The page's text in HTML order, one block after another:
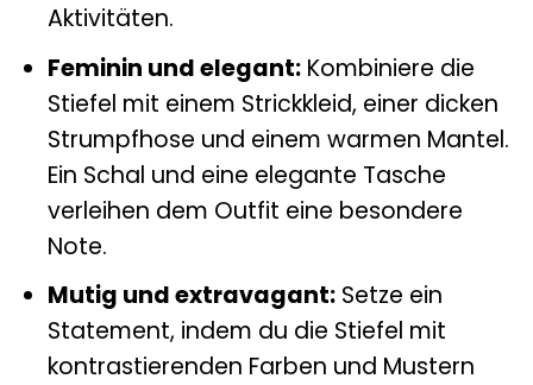
Aktivitäten.
Feminin und elegant:Kombiniere die
Stiefel mit einem Strickkleid, einer dicken
Strumpfhose und einem warmen Mantel.
Ein Schal und eine elegante Tasche
verleihen dem Outfit eine besondere
Note.
Mutig und extravagant:Setze ein
Statement, indem du die Stiefel mit
kontrastierenden Farben und Mustern